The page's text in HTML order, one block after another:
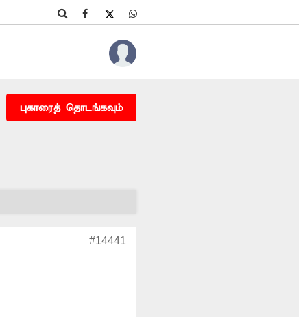
புகாரைத் தொடங்கவும்
#14441